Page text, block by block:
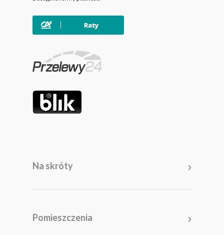
Na skróty
Pomieszczenia
Pomieszczenia